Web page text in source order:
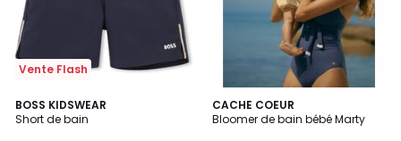
Vente Flash
BOSS KIDSWEAR
Short de bain
CACHE COEUR
Bloomer de bain bébé Marty